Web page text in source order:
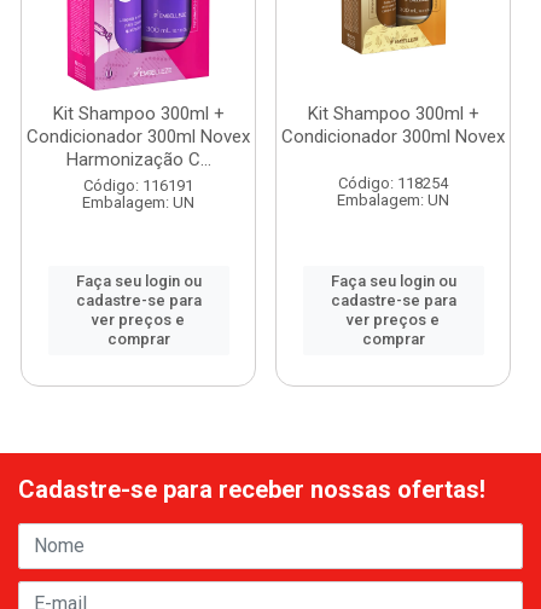
Kit Shampoo 300ml +
Condicionador 300ml Novex
Harmonização C...
Código: 116191
Embalagem: UN
Faça seu login ou
cadastre-se para
ver preços e
comprar
Kit Shampoo 300ml +
Condicionador 300ml Novex
Código: 118254
Embalagem: UN
Faça seu login ou
cadastre-se para
ver preços e
comprar
Cadastre-se para receber nossas ofertas!